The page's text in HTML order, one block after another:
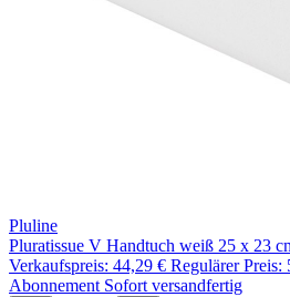
Pluline
Pluratissue V Handtuch weiß 25 x 23
Verkaufspreis: 44,29 € Regulärer Preis:
Abonnement Sofort versandfertig